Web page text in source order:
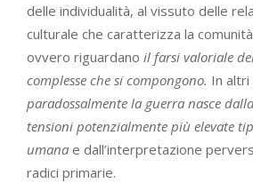
delle individualità, al vissuto delle
culturale che caratterizza la
ovvero riguardano il farsi valoriale
complesse che si compongono. In altri
paradossalmente la guerra nasce dalla
tensioni potenzialmente più elevate
umana e dall’interpretazione
radici primarie.